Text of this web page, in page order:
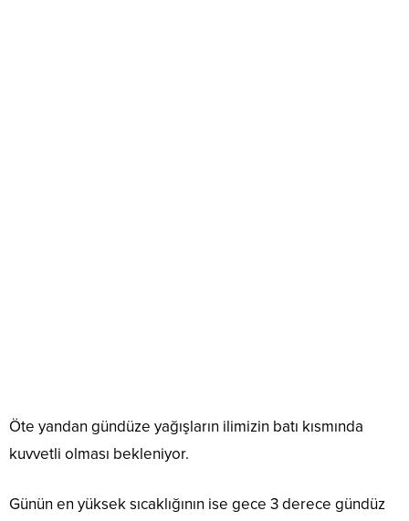
Öte yandan gündüze yağışların ilimizin batı kısmında
kuvvetli olması bekleniyor.
Günün en yüksek sıcaklığının ise gece 3 derece gündüz